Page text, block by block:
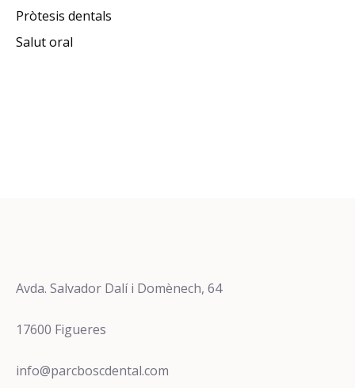
Pròtesis dentals
Salut oral
Avda. Salvador Dalí i Domènech, 64
17600 Figueres
info@parcboscdental.com